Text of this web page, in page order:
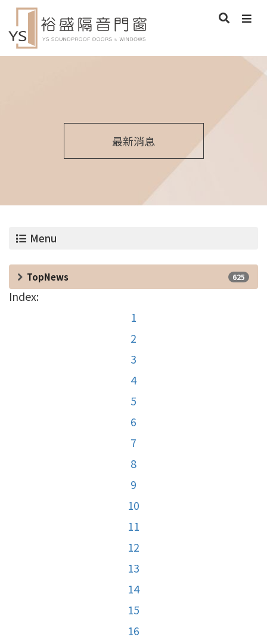
最新消息
Menu
TopNews 625
Index:
1
2
3
4
5
6
7
8
9
10
11
12
13
14
15
16